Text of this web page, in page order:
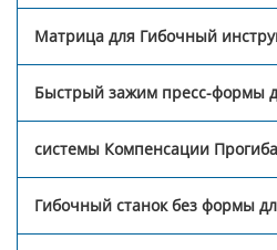
Матрица для Гибочный
Быстрый зажим пресс-формы
системы Компенсации
Гибочный станок без формы